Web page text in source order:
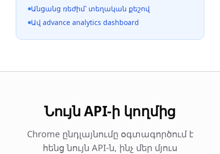
Անցանց ռեժիմ՝ տեղական քեշով
Ավ advance analytics dashboard
Նույն API-ի կողմից
Chrome ընդլայնումը օգտագործում է
հենց նույն API-ն, ինչ մեր մյուս